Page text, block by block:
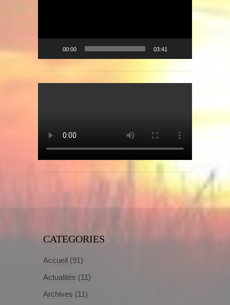
00:00 03:41
CATEGORIES
Accueil (91)
Actualités (11)
Archives (11)